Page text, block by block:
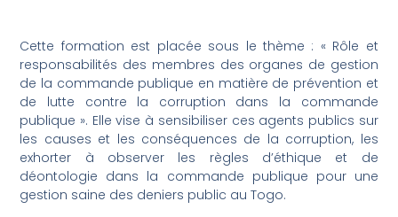
Cette formation est placée sous le thème : « Rôle et
responsabilités des membres des organes de gestion
de la commande publique en matière de prévention et
de lutte contre la corruption dans la commande
publique ». Elle vise à sensibiliser ces agents publics sur
les causes et les conséquences de la corruption, les
exhorter à observer les règles d’éthique et de
déontologie dans la commande publique pour une
gestion saine des deniers public au Togo.